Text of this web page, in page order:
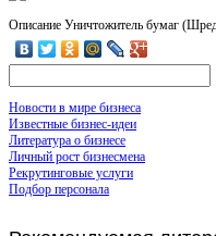
Описание Уничтожитель бумаг
Новости в мире бизнеса
Известные бизнес-идеи
Литература о бизнесе
Личный рост бизнесмена
Рекрутинговые услуги
Подбор персонала